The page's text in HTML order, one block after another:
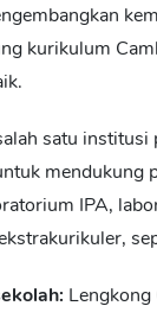
kurikulum
satu
mendukung
IPA,
Lengkong